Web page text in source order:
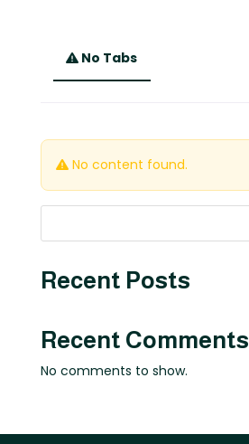
No Tabs
No content found.
Recent Posts
Recent Comments
No comments to show.